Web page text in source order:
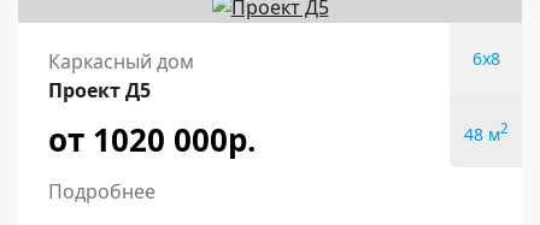
Каркасный дом
Проект Д5
от 1020 000р.
Подробнее
6x8
48 м2